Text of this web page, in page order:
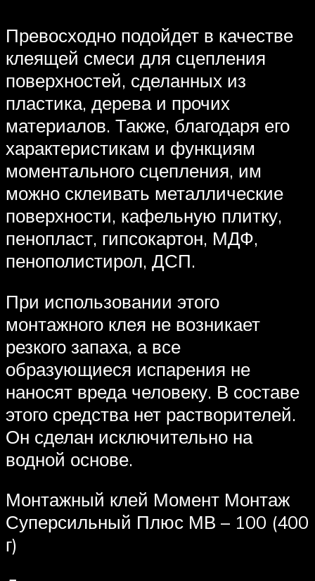
Превосходно подойдет в качестве
клеящей смеси для сцепления
поверхностей, сделанных из
пластика, дерева и прочих
материалов. Также, благодаря его
характеристикам и функциям
моментального сцепления, им
можно склеивать металлические
поверхности, кафельную плитку,
пенопласт, гипсокартон, МДФ,
пенополистирол, ДСП.
При использовании этого
монтажного клея не возникает
резкого запаха, а все
образующиеся испарения не
наносят вреда человеку. В составе
этого средства нет растворителей.
Он сделан исключительно на
водной основе.
Монтажный клей Момент Монтаж
Суперсильный Плюс МВ – 100 (400
г)